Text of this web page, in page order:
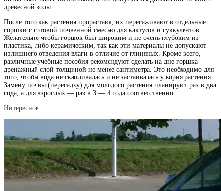
древесной золы.
После того как растения прорастают, их пересаживают в отдельные
горшки с готовой почвенной смесью для кактусов и суккулентов.
Желательно чтобы горшок был широким и не очень глубоким из
пластика, либо керамическим, так как эти материалы не допускают
излишнего отведения влаги в отличие от глиняных. Кроме всего,
различные учебные пособия рекомендуют сделать на дне горшка
дренажный слой толщиной не менее сантиметра. Это необходимо для
того, чтобы вода не скапливалась и не застаивалась у корня растения.
Замену почвы (пересадку) для молодого растения планируют раз в два
года, а для взрослых — раз в 3 — 4 года соответственно.
Интересное: